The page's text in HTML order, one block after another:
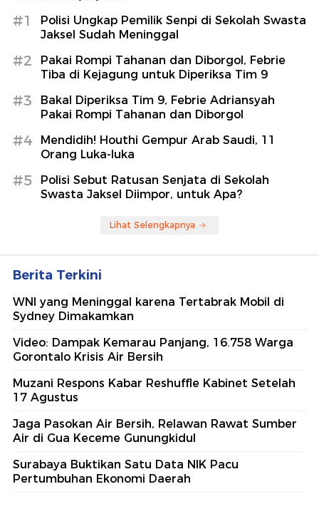
#1
Polisi Ungkap Pemilik Senpi di Sekolah Swasta
Jaksel Sudah Meninggal
#2
Pakai Rompi Tahanan dan Diborgol, Febrie
Tiba di Kejagung untuk Diperiksa Tim 9
#3
Bakal Diperiksa Tim 9, Febrie Adriansyah
Pakai Rompi Tahanan dan Diborgol
#4
Mendidih! Houthi Gempur Arab Saudi, 11
Orang Luka-luka
#5
Polisi Sebut Ratusan Senjata di Sekolah
Swasta Jaksel Diimpor, untuk Apa?
Lihat Selengkapnya
Berita Terkini
WNI yang Meninggal karena Tertabrak Mobil di
Sydney Dimakamkan
Video: Dampak Kemarau Panjang, 16.758 Warga
Gorontalo Krisis Air Bersih
Muzani Respons Kabar Reshuffle Kabinet Setelah
17 Agustus
Jaga Pasokan Air Bersih, Relawan Rawat Sumber
Air di Gua Keceme Gunungkidul
Surabaya Buktikan Satu Data NIK Pacu
Pertumbuhan Ekonomi Daerah